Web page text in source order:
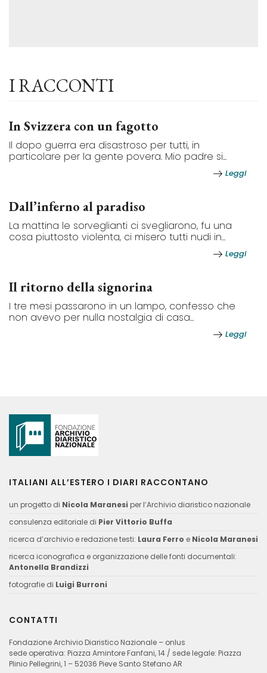
I RACCONTI
In Svizzera con un fagotto
Il dopo guerra era disastroso per tutti, in
particolare per la gente povera. Mio padre si...
Leggi
Dall’inferno al paradiso
La mattina le sorveglianti ci svegliarono, fu una
cosa piuttosto violenta, ci misero tutti nudi in...
Leggi
Il ritorno della signorina
I tre mesi passarono in un lampo, confesso che
non avevo per nulla nostalgia di casa...
Leggi
ITALIANI ALL’ESTERO I DIARI RACCONTANO
un progetto di Nicola Maranesi per l’Archivio diaristico nazionale
consulenza editoriale di Pier Vittorio Buffa
ricerca d’archivio e redazione testi: Laura Ferro e Nicola Maranesi
ricerca iconografica e organizzazione delle fonti documentali:
Antonella Brandizzi
fotografie di Luigi Burroni
CONTATTI
Fondazione Archivio Diaristico Nazionale – onlus
sede operativa: Piazza Amintore Fanfani, 14 / sede legale: Piazza
Plinio Pellegrini, 1 – 52036 Pieve Santo Stefano AR